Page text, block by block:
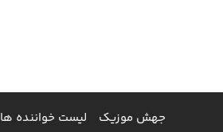
جهش موزیک لیست خواننده ها